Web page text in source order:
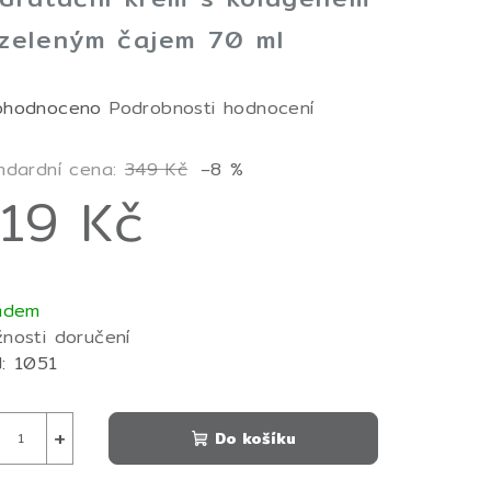
čajem 70 ml
Podrobnosti hodnocení
cena: 349 Kč –8 %
Kč
doručení
1051
+ Do košíku